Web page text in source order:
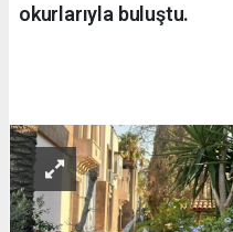
okurlarıyla buluştu.